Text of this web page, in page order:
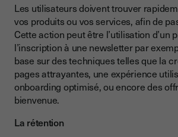
Les utilisateurs doivent trouver
vos produits ou vos services, afin de
Cette action peut être l’utilisation d’un
l’inscription à une newsletter par
base sur des techniques telles que la
pages attrayantes, une expérience
onboarding optimisé, ou encore des
bienvenue.
La rétention